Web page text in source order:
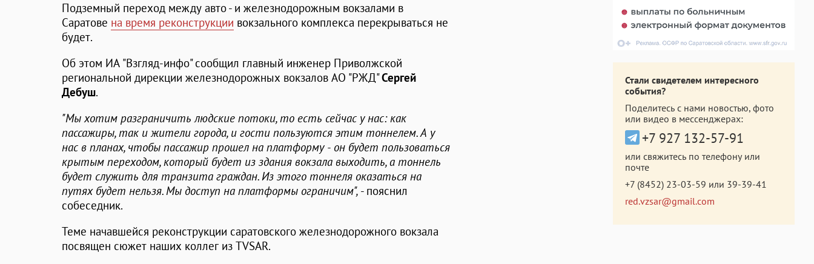
Подземный переход между авто - и железнодорожным вокзалами в
Саратове на время реконструкции вокзального комплекса перекрываться не
будет.
Об этом ИА "Взгляд-инфо" сообщил главный инженер Приволжской
региональной дирекции железнодорожных вокзалов АО "РЖД"Сергей
Дебуш.
"Мы хотим разграничить людские потоки, то есть сейчас у нас: как
пассажиры, так и жители города, и гости пользуются этим тоннелем. А у
нас в планах, чтобы пассажир прошел на платформу - он будет пользоваться
крытым переходом, который будет из здания вокзала выходить, а тоннель
будет служить для транзита граждан. Из этого тоннеля оказаться на
путях будет нельзя. Мы доступ на платформы ограничим", - пояснил
собеседник.
Теме начавшейся реконструкции саратовского железнодорожного вокзала
посвящен сюжет наших коллег из TVSAR.
Стали свидетелем интересного
события?
Поделитесь с нами новостью, фото
или видео в мессенджерах:
+7 927 132-57-91
или свяжитесь по телефону или
почте
+7 (8452) 23-03-59 или 39-39-41
red.vzsar@gmail.com